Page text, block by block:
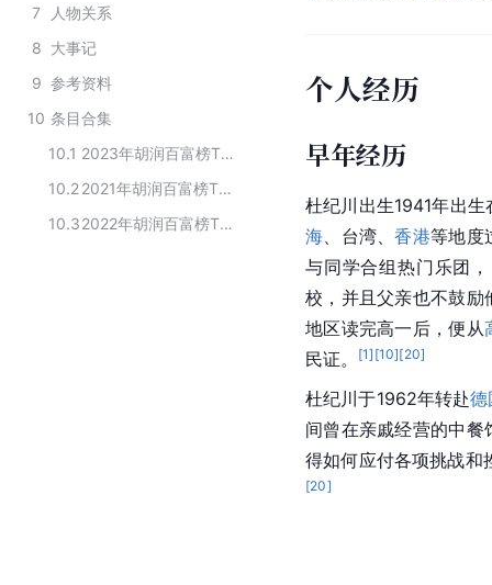
7
人物关系
8 大事记
9 参考资料
10 条目合集
10.1
2023年胡润百富榜TOP100
10.2
2021年胡润百富榜TOP100
10.3
2022年胡润百富榜TOP100
个人经历
早年经历
杜纪川出生1941年出生
海 、台湾、香港等地度
与同学合组热门乐团
校，并且父亲也不鼓励
地区读完高一后，便从
民证。
[1] [10][20]
杜纪川于1962年转赴德
间曾在亲戚经营的中
得如何应付各项挑战和
[20]